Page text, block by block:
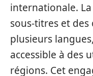
internationale.
sous-titres et
plusieurs
accessible à des
régions. Cet